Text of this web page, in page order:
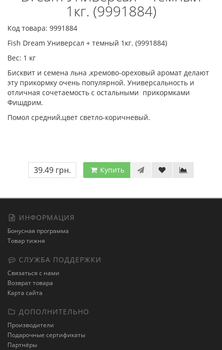
1кг. (9991884)
Код товара: 9991884
Fish Dream Универсал + темный 1кг. (9991884)
Вес: 1 кг
Бисквит и семена льна ,кремово-ореховый аромат делают
эту прикормку очень популярной. Универсальность и
отличная сочетаемость с остальными прикормками
Фишдрим.
Помол средний,цвет светло-коричневый.
39.49 грн. Купить
ИНФОРМАЦИЯ
Бонусная программа
Товар тижня
СЛУЖБА ПОДДЕРЖКИ
Связаться с нами
Возврат товара
Карта сайта
ДОПОЛНИТЕЛЬНО
Производители
Подарочные сертификаты
Партнёры